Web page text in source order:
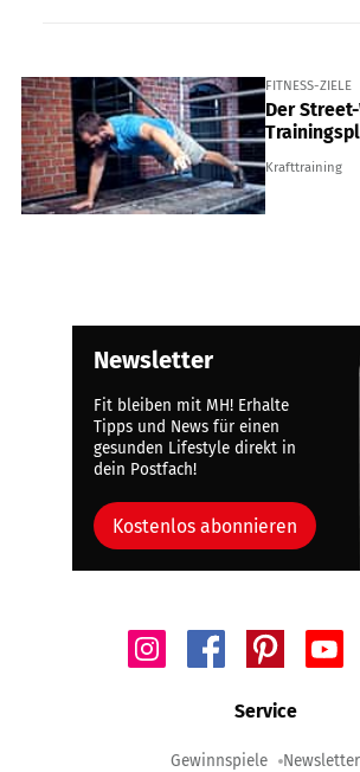
FITNESS-ZIELE
Der
Krafttraining
Newsletter
Fit bleiben mit MH! Erhalte
Tipps und News für einen
gesunden Lifestyle direkt in
dein Postfach!
Kostenlos abonnieren
Service
Gewinnspiele Newsletter